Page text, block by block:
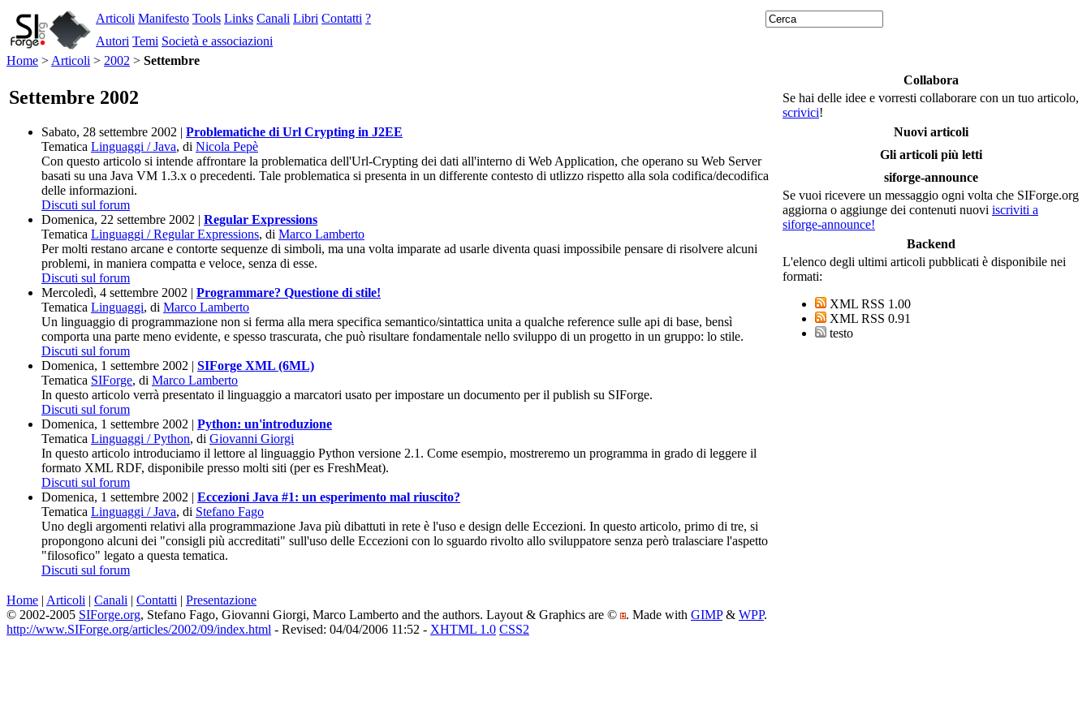
Articoli Manifesto Tools Links Canali Libri Contatti ?
Autori Temi Società e associazioni
Home > Articoli > 2002 > Settembre
Settembre 2002
Sabato, 28 settembre 2002 | Problematiche di Url Crypting in J2EE
Tematica Linguaggi / Java, di Nicola Pepè
Con questo articolo si intende affrontare la problematica dell'Url-Crypting dei dati all'interno di Web Application, che operano su Web Server
basati su una Java VM 1.3.x o precedenti. Tale problematica si presenta in un differente contesto di utlizzo rispetto alla sola codifica/decodifica
delle informazioni.
Discuti sul forum
Domenica, 22 settembre 2002 | Regular Expressions
Tematica Linguaggi / Regular Expressions, di Marco Lamberto
Per molti restano arcane e contorte sequenze di simboli, ma una volta imparate ad usarle diventa quasi impossibile pensare di risolvere alcuni
problemi, in maniera compatta e veloce, senza di esse.
Discuti sul forum
Mercoledì, 4 settembre 2002 | Programmare? Questione di stile!
Tematica Linguaggi, di Marco Lamberto
Un linguaggio di programmazione non si ferma alla mera specifica semantico/sintattica unita a qualche reference sulle api di base, bensì
comporta una parte meno evidente, e spesso trascurata, che può risultare fondamentale nello sviluppo di un progetto in un gruppo: lo stile.
Discuti sul forum
Domenica, 1 settembre 2002 | SIForge XML (6ML)
Tematica SIForge, di Marco Lamberto
In questo articolo verrà presentato il linguaggio a marcatori usato per impostare un documento per il publish su SIForge.
Discuti sul forum
Domenica, 1 settembre 2002 | Python: un'introduzione
Tematica Linguaggi / Python, di Giovanni Giorgi
In questo articolo introduciamo il lettore al linguaggio Python versione 2.1. Come esempio, mostreremo un programma in grado di leggere il
formato XML RDF, disponibile presso molti siti (per es FreshMeat).
Discuti sul forum
Domenica, 1 settembre 2002 | Eccezioni Java #1: un esperimento mal riuscito?
Tematica Linguaggi / Java, di Stefano Fago
Uno degli argomenti relativi alla programmazione Java più dibattuti in rete è l'uso e design delle Eccezioni. In questo articolo, primo di tre, si
propongono alcuni dei "consigli più accreditati" sull'uso delle Eccezioni con lo sguardo rivolto allo sviluppatore senza però tralasciare l'aspetto
"filosofico" legato a questa tematica.
Discuti sul forum
Collabora
Se hai delle idee e vorresti collaborare con un tuo articolo,
scrivici!
Nuovi articoli
Gli articoli più letti
siforge-announce
Se vuoi ricevere un messaggio ogni volta che SIForge.org
aggiorna o aggiunge dei contenuti nuovi iscriviti a
siforge-announce!
Backend
L'elenco degli ultimi articoli pubblicati è disponibile nei
formati:
XML RSS 1.00
XML RSS 0.91
testo
Home | Articoli | Canali | Contatti | Presentazione
© 2002-2005 SIForge.org, Stefano Fago, Giovanni Giorgi, Marco Lamberto and the authors. Layout & Graphics are © . Made with GIMP& WPP.
http://www.SIForge.org/articles/2002/09/index.html - Revised: 04/04/2006 11:52 - XHTML 1.0 CSS2